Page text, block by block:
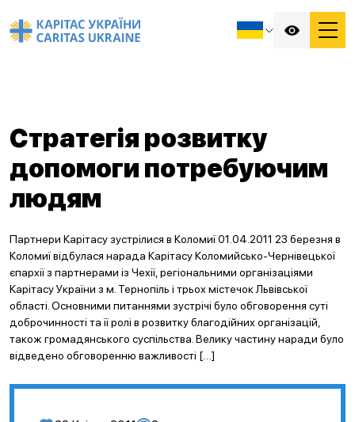
Стратегія розвитку
допомоги потребуючим
людям
Партнери Карітасу зустрілися в Коломиї 01.04.2011 23 березня в
Коломиї відбулася нарада Карітасу Коломийсько-Чернівецької
єпархії з партнерами із Чехії, регіональними організаціями
Карітасу України з м. Тернопіль і трьох містечок Львівської
області. Основними питаннями зустрічі було обговорення суті
доброчинності та її ролі в розвитку благодійних організацій,
також громадянського суспільства. Велику частину наради було
відведено обговоренню важливості […]